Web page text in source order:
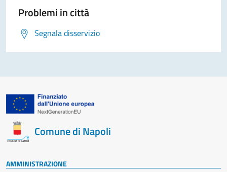
Problemi in città
Segnala disservizio
Comune di Napoli
AMMINISTRAZIONE